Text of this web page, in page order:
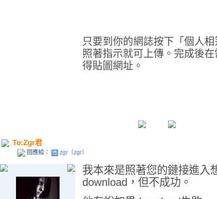
只要到 你的網誌按下「個人
照著指示就可上傳。完成後
得貼圖網址。
To:Zgr君
回應給： zgr（zgr）
我本來是照著您的鏈接進入
download，但不成功。